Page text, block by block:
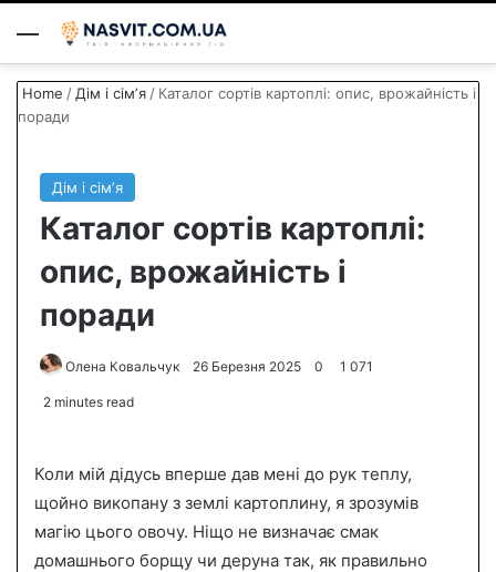
Menu
Home / Дім і сімʼя / Каталог сортів картоплі: опис, врожайність і
поради
Дім і сімʼя
Каталог сортів картоплі:
опис, врожайність і
поради
Олена Ковальчук
a
n
e
26 Березня 2025 0 1 071
2 minutes read
Коли мій дідусь вперше дав мені до рук теплу,
щойно викопану з землі картоплину, я зрозумів
магію цього овочу. Ніщо не визначає смак
домашнього борщу чи деруна так, як правильно